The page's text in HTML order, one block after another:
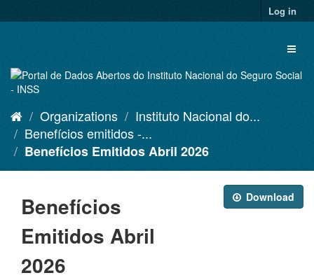
to
Log in
Organizations
Instituto Nacional do...
Benefícios emitidos -...
Benefícios Emitidos Abril 2026
Download
Benefícios
Emitidos Abril
2026